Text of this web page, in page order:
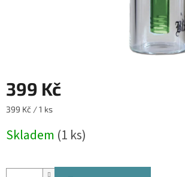
399 Kč
Měrná
399 Kč / 1 ks
Skladem (1 ks)